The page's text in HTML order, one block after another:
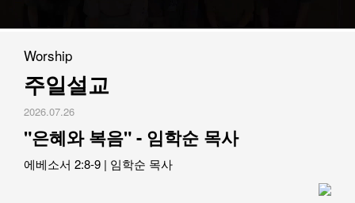
2010~2019
2020~2023
섬기는 이들
담임목사
교역자
사역자
장로
Worship
주일설교
2026.07.26
"은혜와 복음" - 임학순 목사
에베소서 2:8-9 | 임학순 목사